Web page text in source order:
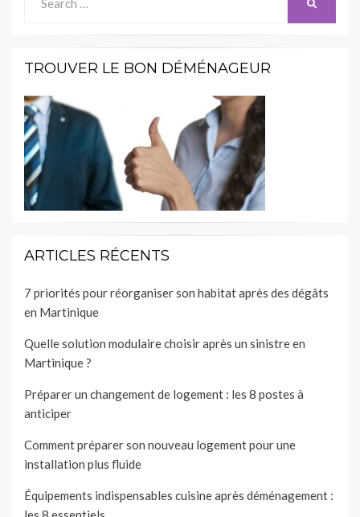
for:
TROUVER LE BON DÉMÉNAGEUR
ARTICLES RÉCENTS
7 priorités pour réorganiser son habitat après des dégâts
en Martinique
Quelle solution modulaire choisir après un sinistre en
Martinique ?
Préparer un changement de logement : les 8 postes à
anticiper
Comment préparer son nouveau logement pour une
installation plus fluide
Équipements indispensables cuisine après déménagement :